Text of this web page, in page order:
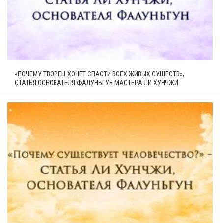
«ПОЧЕМУ ТВОРЕЦ ХОЧЕТ СПАСТИ ВСЕХ ЖИВЫХ СУЩЕСТВ»,
СТАТЬЯ ОСНОВАТЕЛЯ ФАЛУНЬГУН МАСТЕРА ЛИ ХУНЧЖИ